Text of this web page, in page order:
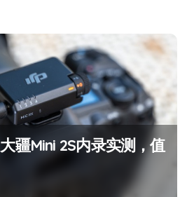
疆Mini 2S内录实测，值